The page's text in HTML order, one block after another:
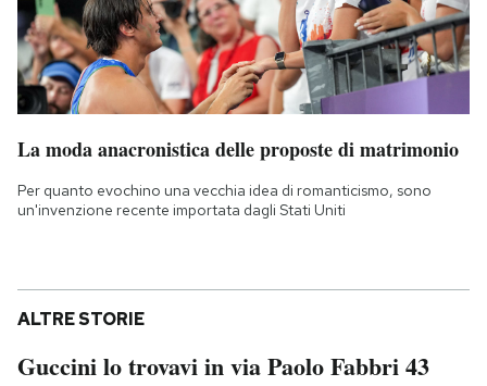
La moda anacronistica delle proposte di matrimonio
Per quanto evochino una vecchia idea di romanticismo, sono
un'invenzione recente importata dagli Stati Uniti
ALTRE STORIE
Guccini lo trovavi in via Paolo Fabbri 43